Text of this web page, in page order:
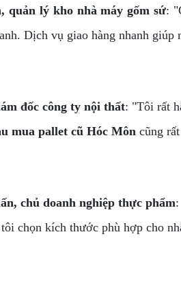
quản lý kho nhà máy gốm sứ:
Dịch vụ giao hàng nhanh
đốc công ty nội thất: "Tôi rất
mua pallet cũ Hóc Môn cũng
chủ doanh nghiệp thực phẩm
chọn kích thước phù hợp cho